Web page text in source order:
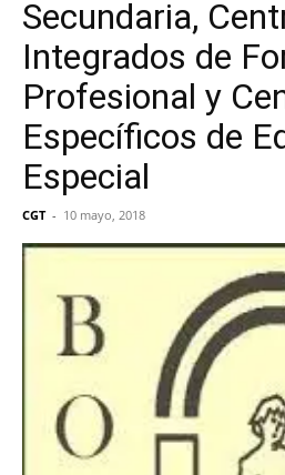
Secundaria,
Integrados de
Profesional y
Específicos de
Especial
CGT - 10 mayo, 2018